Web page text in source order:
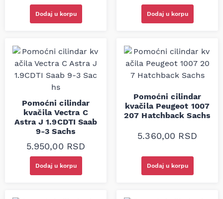
Dodaj u korpu Dodaj u korpu
Pomoćni cilindar
kvačila Vectra C
Astra J 1.9CDTI Saab
9-3 Sachs
5.950,00 RSD
Dodaj u korpu
Pomoćni cilindar
kvačila Peugeot 1007
207 Hatchback Sachs
5.360,00 RSD
Dodaj u korpu